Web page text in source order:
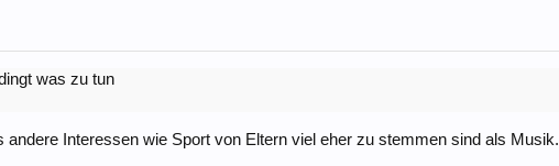
was zu tun
Interessen wie Sport von Eltern viel eher zu stemmen sind als Musik.